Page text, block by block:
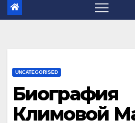
UNCATEGORISED
Биография
Климовой